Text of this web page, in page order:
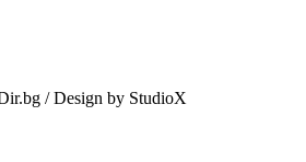
/ Design by StudioX